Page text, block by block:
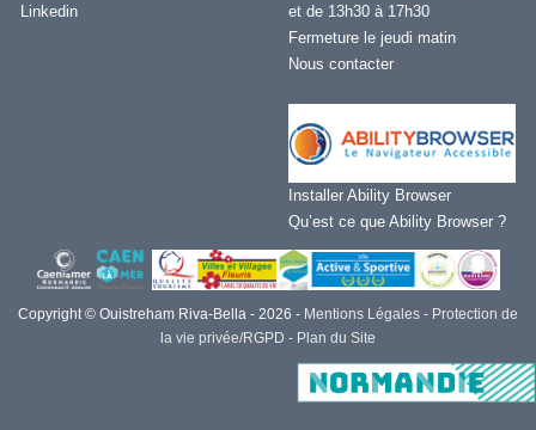
Linkedin
et de 13h30 à 17h30
Fermeture le jeudi matin
Nous contacter
Installer Ability Browser
Qu’est ce que Ability Browser ?
Copyright © Ouistreham Riva-Bella - 2026 - Mentions Légales - Protection de
la vie privée/RGPD - Plan du Site